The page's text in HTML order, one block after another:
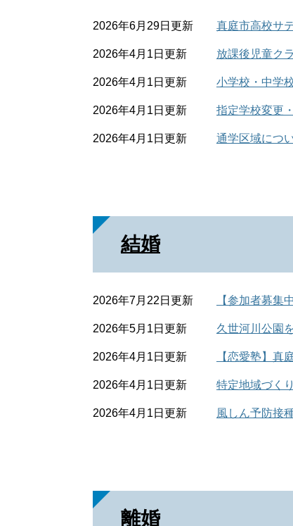
2026年6月29日更新 真庭市高校サ
2026年4月1日更新 放課後児童ク
2026年4月1日更新 小学校・中学
2026年4月1日更新 指定学校変更
2026年4月1日更新 通学区域につ
結婚
2026年7月22日更新 【参加者募
2026年5月1日更新 久世河川公園
2026年4月1日更新 【恋愛塾】真
2026年4月1日更新 特定地域づく
2026年4月1日更新 風しん予防接
離婚